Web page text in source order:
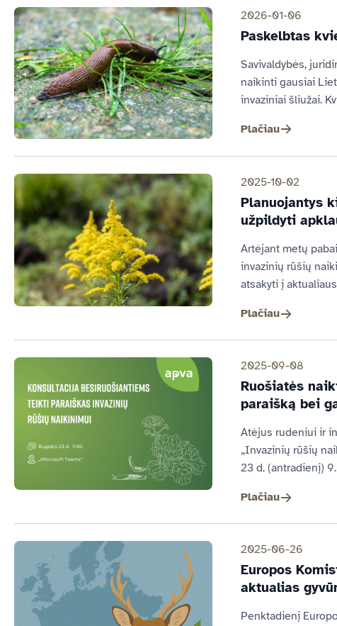
2026-01-06
Paskelbtas
Savivaldybės,
naikinti gausiai
invaziniai šliužai.
Plačiau
2025-10-02
Planuojantys
užpildyti
Artėjant metų
invazinių rūšių
atsakyti į
Plačiau
2025-09-08
Ruošiatės
paraišką bei
Atėjus rudeniui ir
„Invazinių rūšių
23 d. (antradienį)
Plačiau
2025-06-26
Europos
aktualias
Penktadienį